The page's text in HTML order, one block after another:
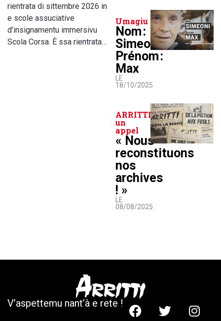
rientrata di sittembre 2026 in
e scole assuciative
d’insignamentu immersivu
Scola Corsa. È ssa rientrata…
Umagiu
Nom :
Simeoni,
Prénom :
Max
LE
18/10/2025
ARRITTI lance
un
appel
« Nous
reconstituons
nos
archives
! »
LE
08/08/2025
V’aspettemu nant’à e rete !